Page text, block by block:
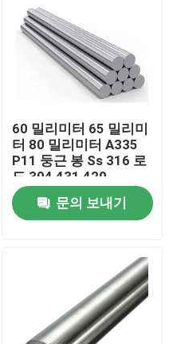
60 밀리미터 65 밀리미
터 80 밀리미터 A335
P11 둥근 봉 Ss 316 로
드 304 431 420
문의 보내기